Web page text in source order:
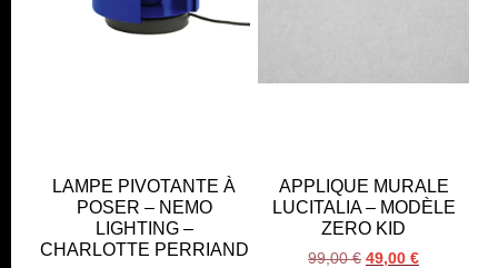
LAMPE PIVOTANTE À
POSER – NEMO
LIGHTING –
CHARLOTTE PERRIAND
APPLIQUE MURALE
LUCITALIA – MODÈLE
ZERO KID
99,00€ 49,00€